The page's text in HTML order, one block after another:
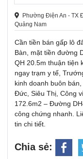
Phường Điện An - TX
Quảng Nam
Cần tiền bán gấp lô
Bàn, mặt tiền đường
QH 20.5m thuận tiện
ngay trạm y tế,
kinh doanh buôn
Đức, Siêu Thị, Công
172.6m2 – Đường
công chứng nhanh.
tin chi tiết.
Chia sẻ: